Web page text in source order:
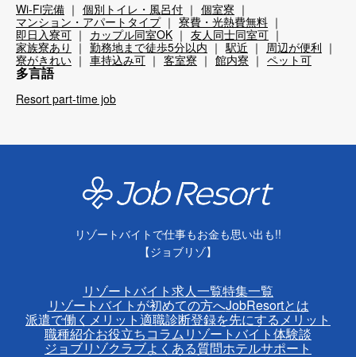
Wi-Fi完備 個別トイレ・風呂付
個室寮
マンション・アパートタイプ
寮費・光熱費無料
即日入寮可
カップル同室OK
友人同士同室可
家族寮あり
勤務地まで徒歩5分以内 駅近
周辺が便利
寮がきれい
車持込み可 客室寮 館内寮 ペット可
多言語
Resort part-time job
リゾートバイトで仕事もお金も思い出も!!
【ジョブリゾ】
リゾートバイト求人一覧特集一覧
リゾートバイトが初めての方へJobResortとは
派遣で働くメリット適職診断登録を先にするメリット
職種紹介お役立ちコラム リゾートバイト体験談
ジョブリゾクラブよくある質問ホテルサポート